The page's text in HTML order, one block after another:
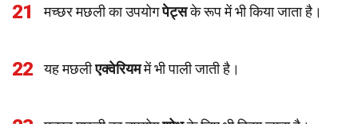
21 मच्छर मछली का उपयोगपेट्सके रूप में भी किया जाता है।
22 यह मछलीएक्वेरियममें भी पाली जाती है।